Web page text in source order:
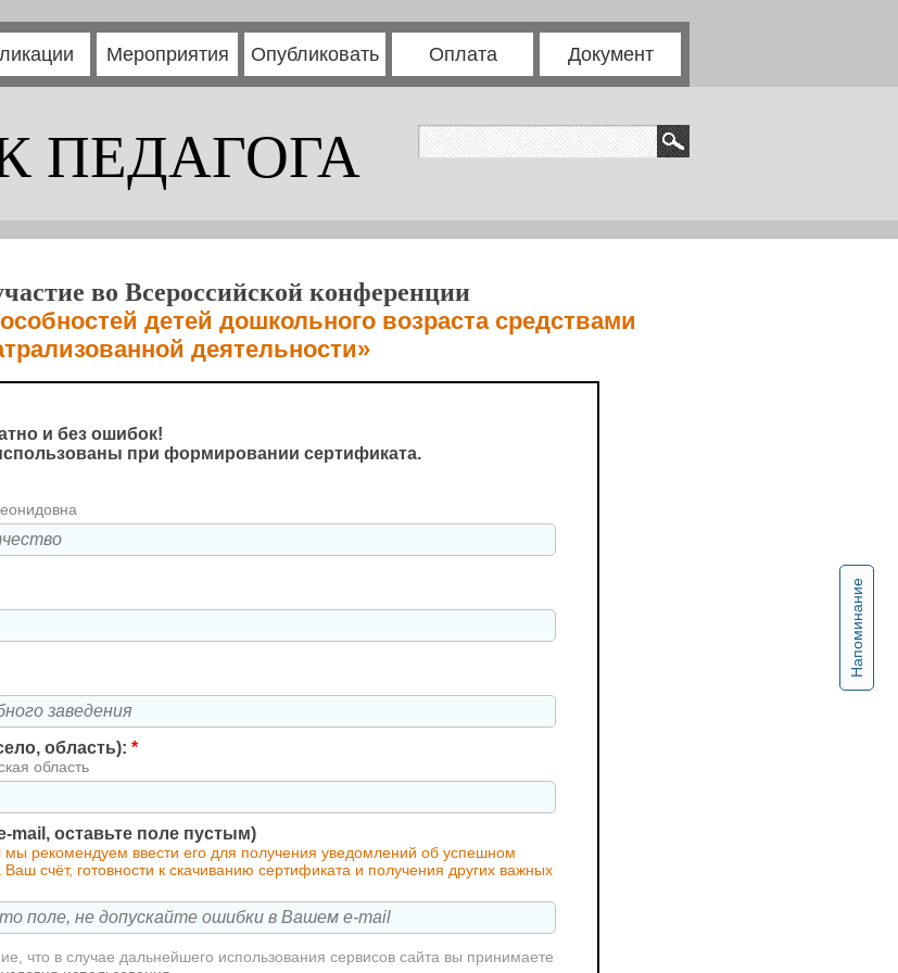
Мероприятия Опубликовать Оплата Документ
ПЕДАГОГА
Напоминание
во Всероссийской конференции
детей дошкольного возраста средствами
деятельности»
и без ошибок!
при формировании сертификата.
область): *
область
mail, оставьте поле пустым)
рекомендуем ввести его для получения уведомлений об успешном
счёт, готовности к скачиванию сертификата и получения других важных
что в случае дальнейшего использования сервисов сайта вы принимаете